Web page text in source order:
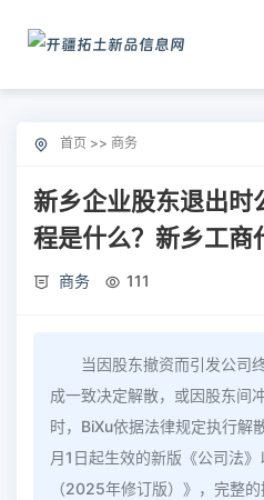
首页 >> 商务
新乡企业股东退出时
程是什么？新乡工商
商务 111
当因股东撤资而引发公司
成一致决定解散，或因股东间
时，BiXu依据法律规定执行解
月1日起生效的新版《公司法
（2025年修订版）》，完整